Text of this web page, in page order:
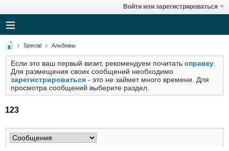
Войти или зарегистрироваться
Special Альбомы
Если это ваш первый визит, рекомендуем почитать справку
Для размещения своих сообщений необходимо
зарегистрироваться - это не займет много времени. Для
просмотра сообщений выберите раздел.
123